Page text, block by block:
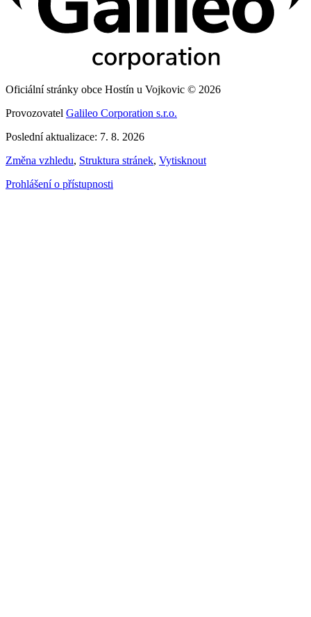
Oficiální stránky obce Hostín u Vojkovic © 2026
Provozovatel Galileo Corporation s.r.o.
Poslední aktualizace: 7. 8. 2026
Změna vzhledu, Struktura stránek, Vytisknout
Prohlášení o přístupnosti